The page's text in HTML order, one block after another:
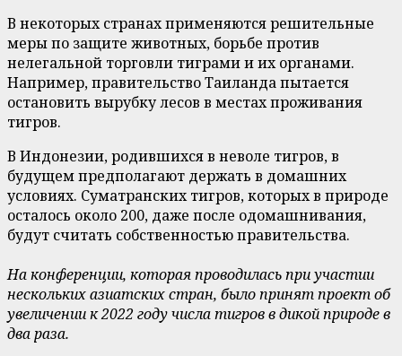
В некоторых странах применяются решительные
меры по защите животных, борьбе против
нелегальной торговли тиграми и их органами.
Например, правительство Таиланда пытается
остановить вырубку лесов в местах проживания
тигров.
В Индонезии, родившихся в неволе тигров, в
будущем предполагают держать в домашних
условиях. Суматранских тигров, которых в природе
осталось около 200, даже после одомашнивания,
будут считать собственностью правительства.
На конференции, которая проводилась при участии
нескольких азиатских стран, было принят проект об
увеличении к 2022 году числа тигров в дикой природе в
два раза.